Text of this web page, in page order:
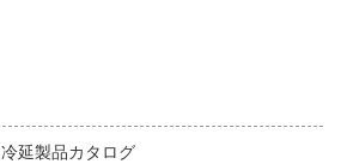
冷延製品カタログ